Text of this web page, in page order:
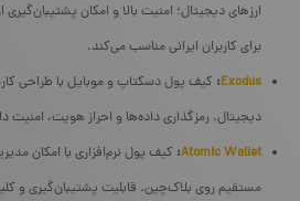
ارزهای دیجیتال؛ امنیت بالا و امکان
برای کاربران ایرانی مناسب می‌کند.
Exodus
: کیف پول دسکتاپ و موبایل با طراحی
دیجیتال. رمزگذاری داده‌ها و احراز هویت، امنیت
Atomic Wallet
: کیف پول نرم‌افزاری با امکان
مستقیم روی بلاک‌چین. قابلیت پشتیبان‌گیری و